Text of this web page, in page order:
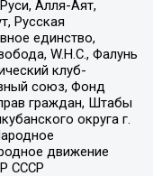
Алля-Аят,
Русская
единство,
W.H.С., Фалунь
клуб-
союз, Фонд
граждан, Штабы
округа г.
движение
СССР